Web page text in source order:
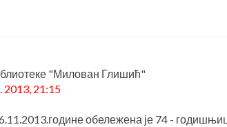
"Милован Глишић"
2013, 21:15
обележена је 74 -